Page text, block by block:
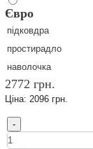
Євро
підковдра
простирадло
наволочка
2772 грн.
Ціна: 2096 грн.